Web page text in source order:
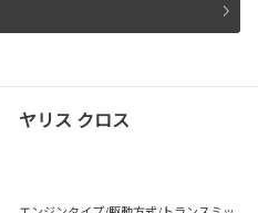
ヤリス クロス